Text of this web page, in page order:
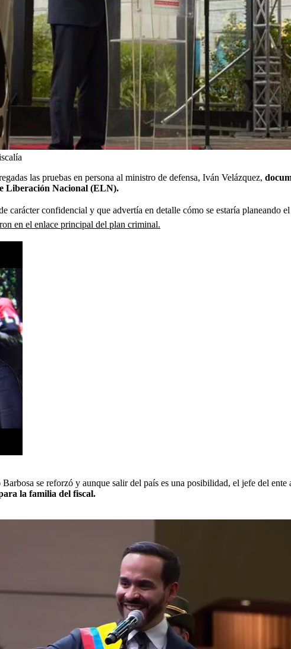
las pruebas en persona al ministro de defensa, Iván Velázquez,
Liberación Nacional (ELN).
confidencial y que advertía en detalle cómo se estaría planeando
en el enlace principal del plan criminal.
se reforzó y aunque salir del país es una posibilidad, el jefe del
la familia del fiscal.